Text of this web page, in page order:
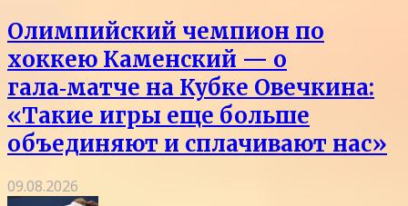
Олимпийский чемпион по
хоккею Каменский — о
гала‑матче на Кубке Овечкина:
«Такие игры еще больше
объединяют и сплачивают нас»
09.08.2026